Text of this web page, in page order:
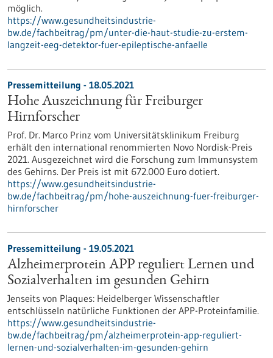
möglich.
https://www.gesundheitsindustrie-
bw.de/fachbeitrag/pm/unter-die-haut-studie-zu-erstem-
langzeit-eeg-detektor-fuer-epileptische-anfaelle
Pressemitteilung - 18.05.2021
Hohe Auszeichnung für Freiburger
Hirnforscher
Prof. Dr. Marco Prinz vom Universitätsklinikum Freiburg
erhält den international renommierten Novo Nordisk-Preis
2021. Ausgezeichnet wird die Forschung zum Immunsystem
des Gehirns. Der Preis ist mit 672.000 Euro dotiert.
https://www.gesundheitsindustrie-
bw.de/fachbeitrag/pm/hohe-auszeichnung-fuer-freiburger-
hirnforscher
Pressemitteilung - 19.05.2021
Alzheimerprotein APP reguliert Lernen und
Sozialverhalten im gesunden Gehirn
Jenseits von Plaques: Heidelberger Wissenschaftler
entschlüsseln natürliche Funktionen der APP-Proteinfamilie.
https://www.gesundheitsindustrie-
bw.de/fachbeitrag/pm/alzheimerprotein-app-reguliert-
lernen-und-sozialverhalten-im-gesunden-gehirn